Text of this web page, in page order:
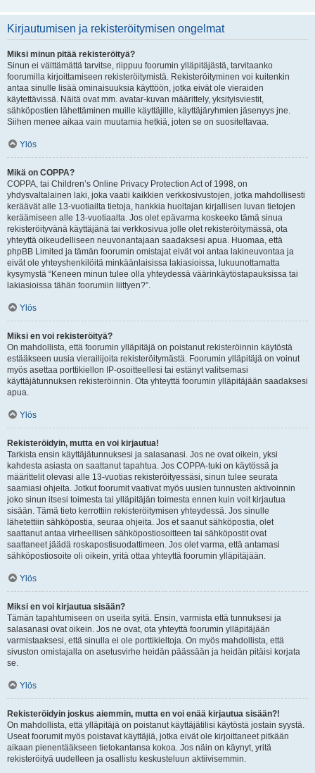
Kirjautumisen ja rekisteröitymisen ongelmat
Miksi minun pitää rekisteröityä?
Sinun ei välttämättä tarvitse, riippuu foorumin ylläpitäjästä, tarvitaanko
foorumilla kirjoittamiseen rekisteröitymistä. Rekisteröityminen voi kuitenkin
antaa sinulle lisää ominaisuuksia käyttöön, jotka eivät ole vieraiden
käytettävissä. Näitä ovat mm. avatar-kuvan määrittely, yksityisviestit,
sähköpostien lähettäminen muille käyttäjille, käyttäjäryhmien jäsenyys jne.
Siihen menee aikaa vain muutamia hetkiä, joten se on suositeltavaa.
Ylös
Mikä on COPPA?
COPPA, tai Children’s Online Privacy Protection Act of 1998, on
yhdysvaltalainen laki, joka vaatii kaikkien verkkosivustojen, jotka mahdollisesti
keräävät alle 13-vuotiailta tietoja, hankkia huoltajan kirjallisen luvan tietojen
keräämiseen alle 13-vuotiaalta. Jos olet epävarma koskeeko tämä sinua
rekisteröityvänä käyttäjänä tai verkkosivua jolle olet rekisteröitymässä, ota
yhteyttä oikeudelliseen neuvonantajaan saadaksesi apua. Huomaa, että
phpBB Limited ja tämän foorumin omistajat eivät voi antaa lakineuvontaa ja
eivät ole yhteyshenkilöitä minkäänlaisissa lakiasioissa, lukuunottamatta
kysymystä “Keneen minun tulee olla yhteydessä väärinkäytöstapauksissa tai
lakiasioissa tähän foorumiin liittyen?”.
Ylös
Miksi en voi rekisteröityä?
On mahdollista, että foorumin ylläpitäjä on poistanut rekisteröinnin käytöstä
estääkseen uusia vierailijoita rekisteröitymästä. Foorumin ylläpitäjä on voinut
myös asettaa porttikiellon IP-osoitteellesi tai estänyt valitsemasi
käyttäjätunnuksen rekisteröinnin. Ota yhteyttä foorumin ylläpitäjään saadaksesi
apua.
Ylös
Rekisteröidyin, mutta en voi kirjautua!
Tarkista ensin käyttäjätunnuksesi ja salasanasi. Jos ne ovat oikein, yksi
kahdesta asiasta on saattanut tapahtua. Jos COPPA-tuki on käytössä ja
määrittelit olevasi alle 13-vuotias rekisteröityessäsi, sinun tulee seurata
saamiasi ohjeita. Jotkut foorumit vaativat myös uusien tunnusten aktivoinnin
joko sinun itsesi toimesta tai ylläpitäjän toimesta ennen kuin voit kirjautua
sisään. Tämä tieto kerrottiin rekisteröitymisen yhteydessä. Jos sinulle
lähetettiin sähköpostia, seuraa ohjeita. Jos et saanut sähköpostia, olet
saattanut antaa virheellisen sähköpostiosoitteen tai sähköpostit ovat
saattaneet jäädä roskapostisuodattimeen. Jos olet varma, että antamasi
sähköpostiosoite oli oikein, yritä ottaa yhteyttä foorumin ylläpitäjään.
Ylös
Miksi en voi kirjautua sisään?
Tämän tapahtumiseen on useita syitä. Ensin, varmista että tunnuksesi ja
salasanasi ovat oikein. Jos ne ovat, ota yhteyttä foorumin ylläpitäjään
varmistaaksesi, että sinulla ei ole porttikieltoja. On myös mahdollista, että
sivuston omistajalla on asetusvirhe heidän päässään ja heidän pitäisi korjata
se.
Ylös
Rekisteröidyin joskus aiemmin, mutta en voi enää kirjautua sisään?!
On mahdollista, että ylläpitäjä on poistanut käyttäjätilisi käytöstä jostain syystä.
Useat foorumit myös poistavat käyttäjiä, jotka eivät ole kirjoittaneet pitkään
aikaan pienentääkseen tietokantansa kokoa. Jos näin on käynyt, yritä
rekisteröityä uudelleen ja osallistu keskusteluun aktiivisemmin.